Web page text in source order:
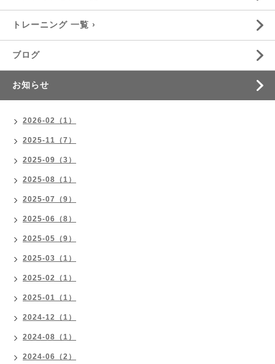
トレーニング 一覧 ›
ブログ
お知らせ
2026-02（1）
2025-11（7）
2025-09（3）
2025-08（1）
2025-07（9）
2025-06（8）
2025-05（9）
2025-03（1）
2025-02（1）
2025-01（1）
2024-12（1）
2024-08（1）
2024-06（2）